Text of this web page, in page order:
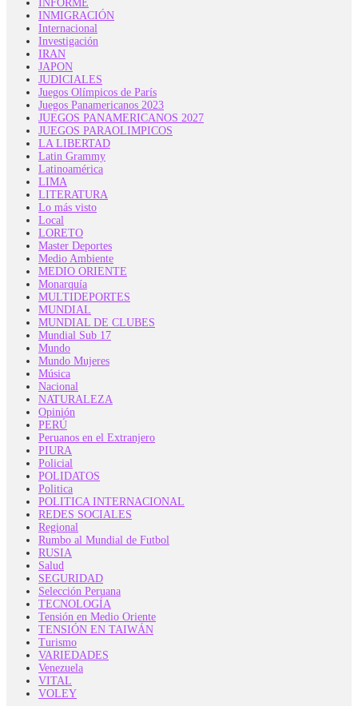
INFORME
INMIGRACIÓN
Internacional
Investigación
IRAN
JAPON
JUDICIALES
Juegos Olímpicos de París
Juegos Panamericanos 2023
JUEGOS PANAMERICANOS 2027
JUEGOS PARAOLIMPICOS
LA LIBERTAD
Latin Grammy
Latinoamérica
LIMA
LITERATURA
Lo más visto
Local
LORETO
Master Deportes
Medio Ambiente
MEDIO ORIENTE
Monarquía
MULTIDEPORTES
MUNDIAL
MUNDIAL DE CLUBES
Mundial Sub 17
Mundo
Mundo Mujeres
Música
Nacional
NATURALEZA
Opinión
PERÚ
Peruanos en el Extranjero
PIURA
Policial
POLIDATOS
Politica
POLITICA INTERNACIONAL
REDES SOCIALES
Regional
Rumbo al Mundial de Futbol
RUSIA
Salud
SEGURIDAD
Selección Peruana
TECNOLOGÍA
Tensión en Medio Oriente
TENSIÓN EN TAIWÁN
Turismo
VARIEDADES
Venezuela
VITAL
VOLEY